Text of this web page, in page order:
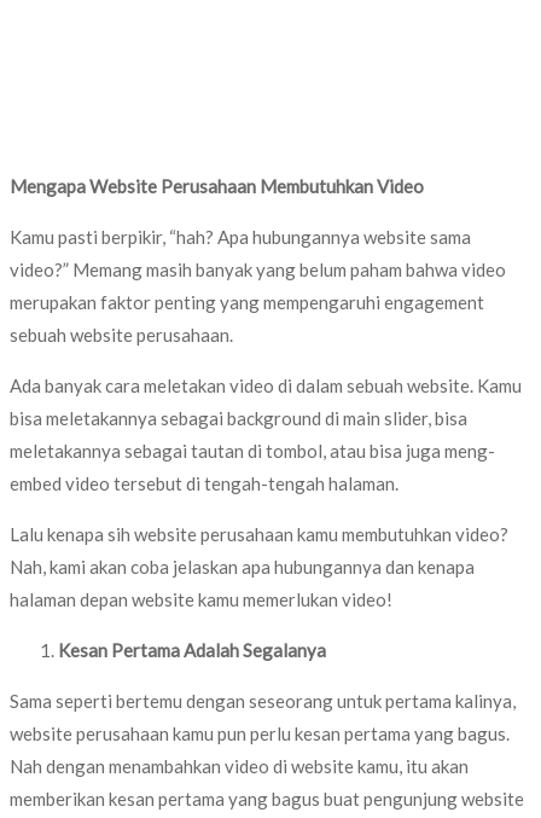
Mengapa Website Perusahaan Membutuhkan Video
Kamu pasti berpikir, “hah? Apa hubungannya website sama
video?” Memang masih banyak yang belum paham bahwa video
merupakan faktor penting yang mempengaruhi engagement
sebuah website perusahaan.
Ada banyak cara meletakan video di dalam sebuah website. Kamu
bisa meletakannya sebagai background di main slider, bisa
meletakannya sebagai tautan di tombol, atau bisa juga meng-
embed video tersebut di tengah-tengah halaman.
Lalu kenapa sih website perusahaan kamu membutuhkan video?
Nah, kami akan coba jelaskan apa hubungannya dan kenapa
halaman depan website kamu memerlukan video!
Kesan Pertama Adalah Segalanya
Sama seperti bertemu dengan seseorang untuk pertama kalinya,
website perusahaan kamu pun perlu kesan pertama yang bagus.
Nah dengan menambahkan video di website kamu, itu akan
memberikan kesan pertama yang bagus buat pengunjung website